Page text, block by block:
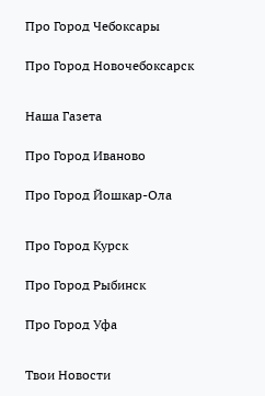
Про Город Чебоксары
Про Город Новочебоксарск
Наша Газета
Про Город Иваново
Про Город Йошкар-Ола
Про Город Курск
Про Город Рыбинск
Про Город Уфа
Твои Новости